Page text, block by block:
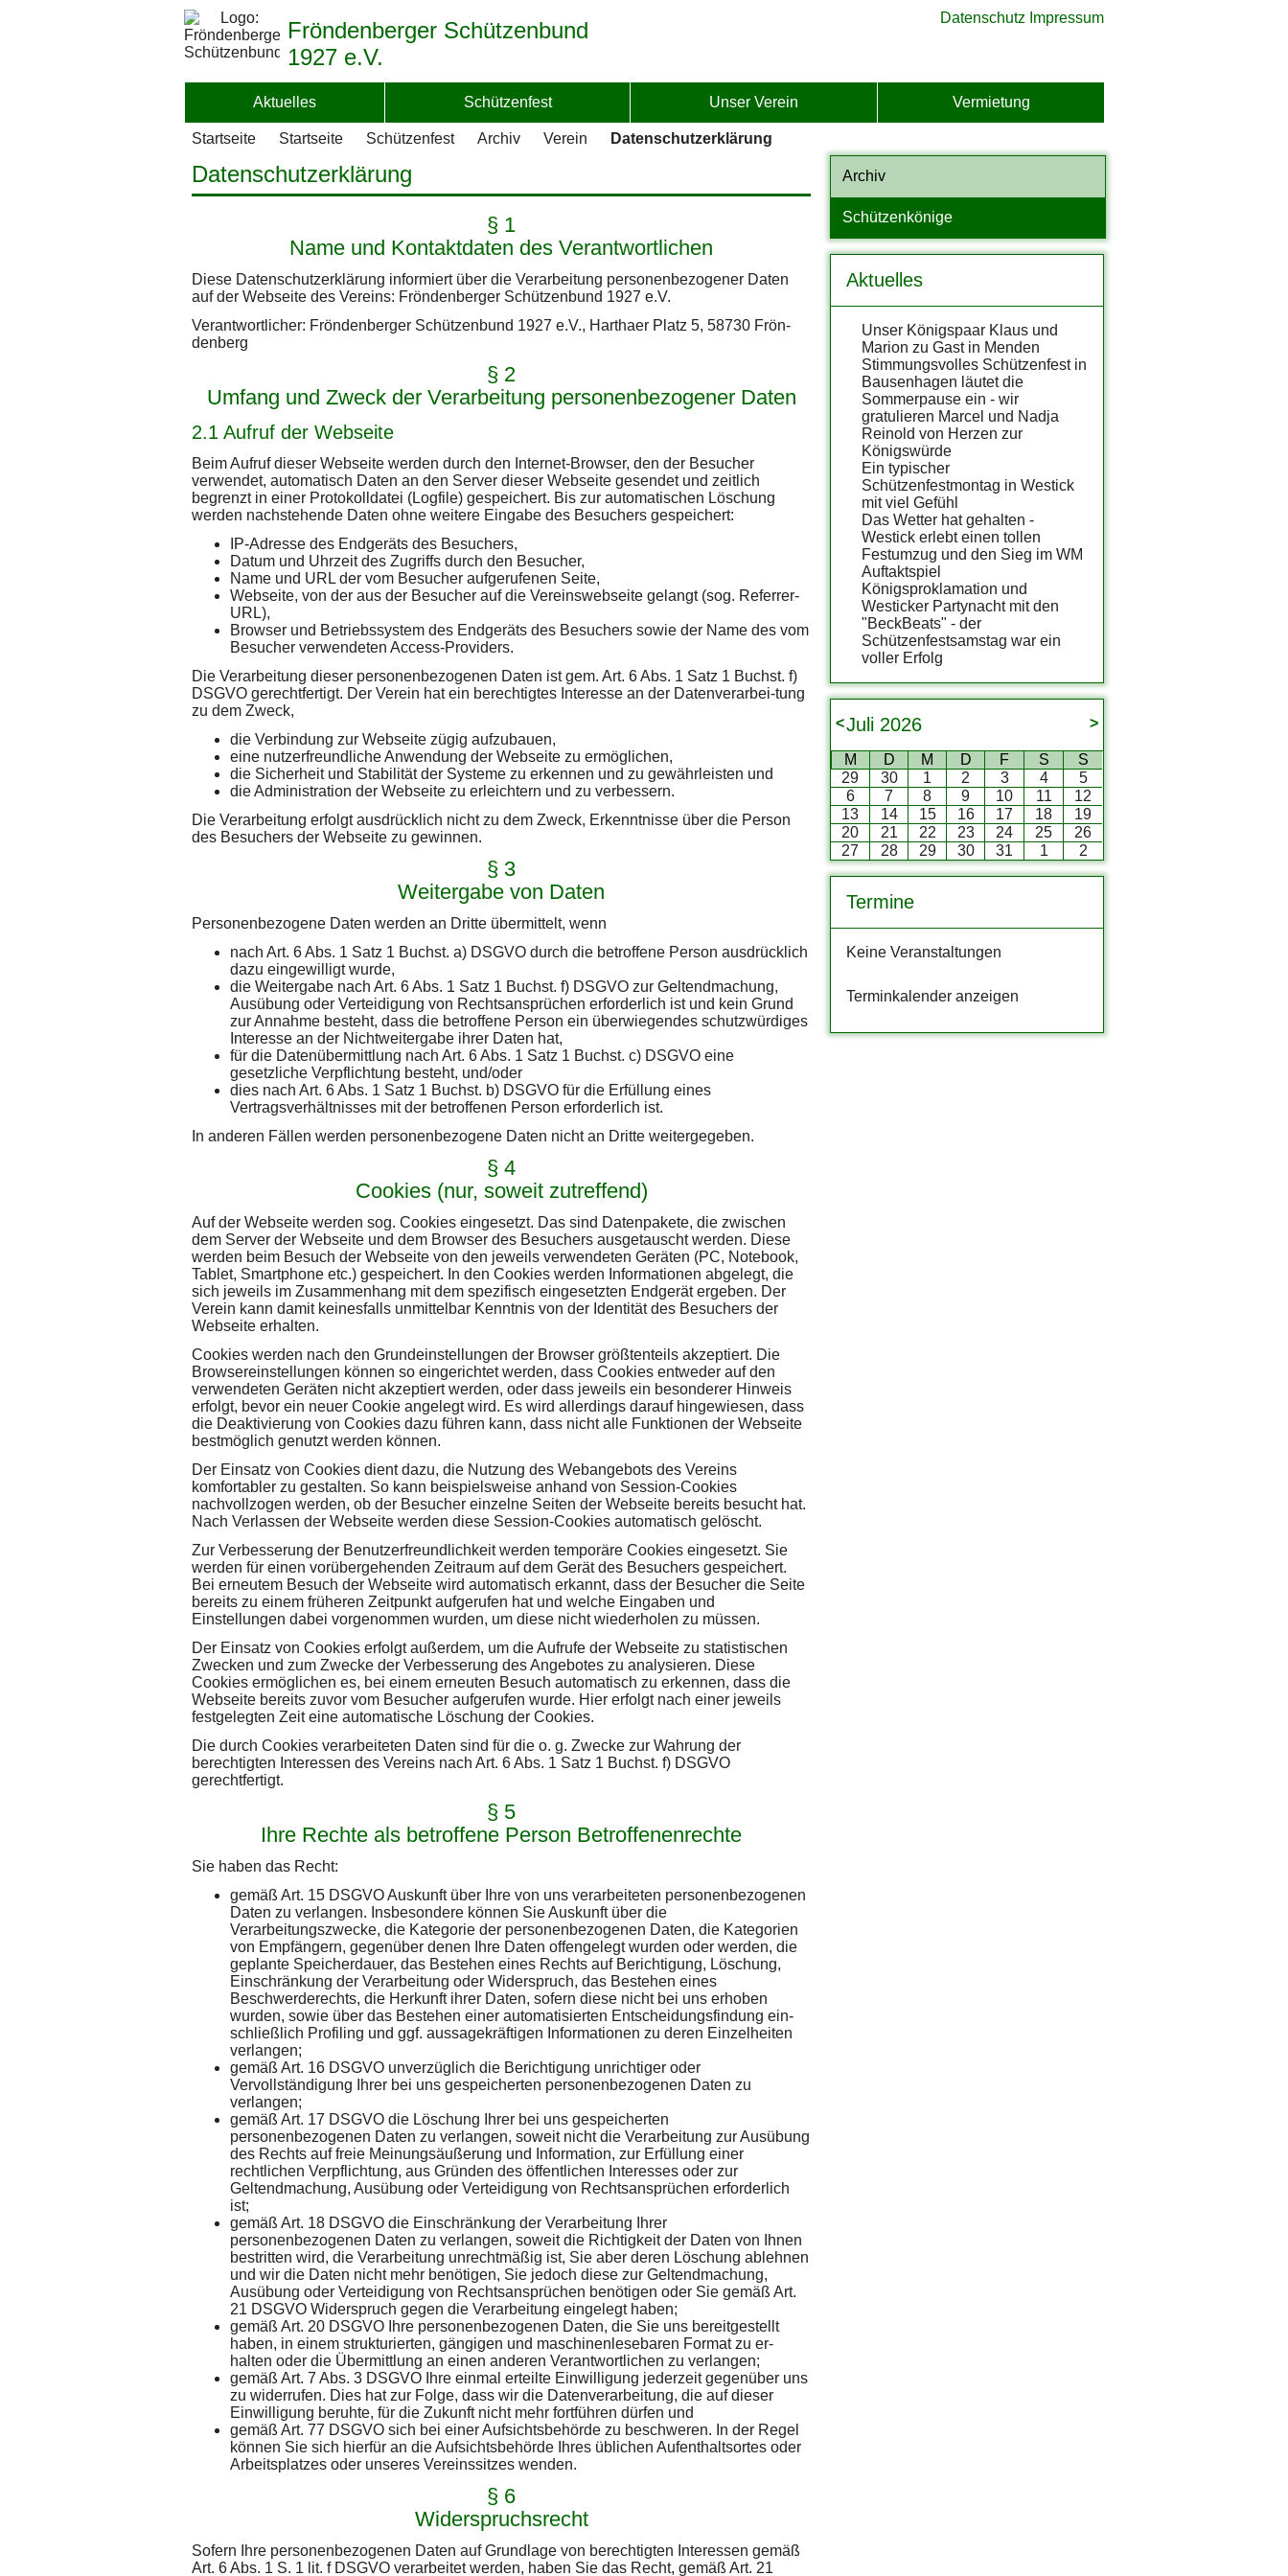
Fröndenberger Schützenbund
1927 e.V.
Aktuelles Schützenfest Unser Verein Vermietung
Datenschutz Impressum
Startseite Startseite Schützenfest Archiv Verein Datenschutzerklärung
Datenschutzerklärung
§ 1
Name und Kontaktdaten des Verantwortlichen
Diese Datenschutzerklärung informiert über die Verarbeitung personenbezogener Daten
auf der Webseite des Vereins: Fröndenberger Schützenbund 1927 e.V.
Verantwortlicher: Fröndenberger Schützenbund 1927 e.V., Harthaer Platz 5, 58730 Frön-
denberg
§ 2
Umfang und Zweck der Verarbeitung personenbezogener Daten
2.1 Aufruf der Webseite
Beim Aufruf dieser Webseite werden durch den Internet-Browser, den der Besucher
verwendet, automatisch Daten an den Server dieser Webseite gesendet und zeitlich
begrenzt in einer Protokolldatei (Logfile) gespeichert. Bis zur automatischen Löschung
werden nachstehende Daten ohne weitere Eingabe des Besuchers gespeichert:
IP-Adresse des Endgeräts des Besuchers,
Datum und Uhrzeit des Zugriffs durch den Besucher,
Name und URL der vom Besucher aufgerufenen Seite,
Webseite, von der aus der Besucher auf die Vereinswebseite gelangt (sog. Referrer-
URL),
Browser und Betriebssystem des Endgeräts des Besuchers sowie der Name des vom
Besucher verwendeten Access-Providers.
Die Verarbeitung dieser personenbezogenen Daten ist gem. Art. 6 Abs. 1 Satz 1 Buchst. f)
DSGVO gerechtfertigt. Der Verein hat ein berechtigtes Interesse an der Datenverarbei-tung
zu dem Zweck,
die Verbindung zur Webseite zügig aufzubauen,
eine nutzerfreundliche Anwendung der Webseite zu ermöglichen,
die Sicherheit und Stabilität der Systeme zu erkennen und zu gewährleisten und
die Administration der Webseite zu erleichtern und zu verbessern.
Die Verarbeitung erfolgt ausdrücklich nicht zu dem Zweck, Erkenntnisse über die Person
des Besuchers der Webseite zu gewinnen.
§ 3
Weitergabe von Daten
Personenbezogene Daten werden an Dritte übermittelt, wenn
nach Art. 6 Abs. 1 Satz 1 Buchst. a) DSGVO durch die betroffene Person ausdrücklich
dazu eingewilligt wurde,
die Weitergabe nach Art. 6 Abs. 1 Satz 1 Buchst. f) DSGVO zur Geltendmachung,
Ausübung oder Verteidigung von Rechtsansprüchen erforderlich ist und kein Grund
zur Annahme besteht, dass die betroffene Person ein überwiegendes schutzwürdiges
Interesse an der Nichtweitergabe ihrer Daten hat,
für die Datenübermittlung nach Art. 6 Abs. 1 Satz 1 Buchst. c) DSGVO eine
gesetzliche Verpflichtung besteht, und/oder
dies nach Art. 6 Abs. 1 Satz 1 Buchst. b) DSGVO für die Erfüllung eines
Vertragsverhältnisses mit der betroffenen Person erforderlich ist.
In anderen Fällen werden personenbezogene Daten nicht an Dritte weitergegeben.
§ 4
Cookies (nur, soweit zutreffend)
Auf der Webseite werden sog. Cookies eingesetzt. Das sind Datenpakete, die zwischen
dem Server der Webseite und dem Browser des Besuchers ausgetauscht werden. Diese
werden beim Besuch der Webseite von den jeweils verwendeten Geräten (PC, Notebook,
Tablet, Smartphone etc.) gespeichert. In den Cookies werden Informationen abgelegt, die
sich jeweils im Zusammenhang mit dem spezifisch eingesetzten Endgerät ergeben. Der
Verein kann damit keinesfalls unmittelbar Kenntnis von der Identität des Besuchers der
Webseite erhalten.
Cookies werden nach den Grundeinstellungen der Browser größtenteils akzeptiert. Die
Browsereinstellungen können so eingerichtet werden, dass Cookies entweder auf den
verwendeten Geräten nicht akzeptiert werden, oder dass jeweils ein besonderer Hinweis
erfolgt, bevor ein neuer Cookie angelegt wird. Es wird allerdings darauf hingewiesen, dass
die Deaktivierung von Cookies dazu führen kann, dass nicht alle Funktionen der Webseite
bestmöglich genutzt werden können.
Der Einsatz von Cookies dient dazu, die Nutzung des Webangebots des Vereins
komfortabler zu gestalten. So kann beispielsweise anhand von Session-Cookies
nachvollzogen werden, ob der Besucher einzelne Seiten der Webseite bereits besucht hat.
Nach Verlassen der Webseite werden diese Session-Cookies automatisch gelöscht.
Zur Verbesserung der Benutzerfreundlichkeit werden temporäre Cookies eingesetzt. Sie
werden für einen vorübergehenden Zeitraum auf dem Gerät des Besuchers gespeichert.
Bei erneutem Besuch der Webseite wird automatisch erkannt, dass der Besucher die Seite
bereits zu einem früheren Zeitpunkt aufgerufen hat und welche Eingaben und
Einstellungen dabei vorgenommen wurden, um diese nicht wiederholen zu müssen.
Der Einsatz von Cookies erfolgt außerdem, um die Aufrufe der Webseite zu statistischen
Zwecken und zum Zwecke der Verbesserung des Angebotes zu analysieren. Diese
Cookies ermöglichen es, bei einem erneuten Besuch automatisch zu erkennen, dass die
Webseite bereits zuvor vom Besucher aufgerufen wurde. Hier erfolgt nach einer jeweils
festgelegten Zeit eine automatische Löschung der Cookies.
Die durch Cookies verarbeiteten Daten sind für die o. g. Zwecke zur Wahrung der
berechtigten Interessen des Vereins nach Art. 6 Abs. 1 Satz 1 Buchst. f) DSGVO
gerechtfertigt.
§ 5
Ihre Rechte als betroffene Person Betroffenenrechte
Sie haben das Recht:
gemäß Art. 15 DSGVO Auskunft über Ihre von uns verarbeiteten personenbezogenen
Daten zu verlangen. Insbesondere können Sie Auskunft über die
Verarbeitungszwecke, die Kategorie der personenbezogenen Daten, die Kategorien
von Empfängern, gegenüber denen Ihre Daten offengelegt wurden oder werden, die
geplante Speicherdauer, das Bestehen eines Rechts auf Berichtigung, Löschung,
Einschränkung der Verarbeitung oder Widerspruch, das Bestehen eines
Beschwerderechts, die Herkunft ihrer Daten, sofern diese nicht bei uns erhoben
wurden, sowie über das Bestehen einer automatisierten Entscheidungsfindung ein-
schließlich Profiling und ggf. aussagekräftigen Informationen zu deren Einzelheiten
verlangen;
gemäß Art. 16 DSGVO unverzüglich die Berichtigung unrichtiger oder
Vervollständigung Ihrer bei uns gespeicherten personenbezogenen Daten zu
verlangen;
gemäß Art. 17 DSGVO die Löschung Ihrer bei uns gespeicherten
personenbezogenen Daten zu verlangen, soweit nicht die Verarbeitung zur Ausübung
des Rechts auf freie Meinungsäußerung und Information, zur Erfüllung einer
rechtlichen Verpflichtung, aus Gründen des öffentlichen Interesses oder zur
Geltendmachung, Ausübung oder Verteidigung von Rechtsansprüchen erforderlich
ist;
gemäß Art. 18 DSGVO die Einschränkung der Verarbeitung Ihrer
personenbezogenen Daten zu verlangen, soweit die Richtigkeit der Daten von Ihnen
bestritten wird, die Verarbeitung unrechtmäßig ist, Sie aber deren Löschung ablehnen
und wir die Daten nicht mehr benötigen, Sie jedoch diese zur Geltendmachung,
Ausübung oder Verteidigung von Rechtsansprüchen benötigen oder Sie gemäß Art.
21 DSGVO Widerspruch gegen die Verarbeitung eingelegt haben;
gemäß Art. 20 DSGVO Ihre personenbezogenen Daten, die Sie uns bereitgestellt
haben, in einem strukturierten, gängigen und maschinenlesebaren Format zu er-
halten oder die Übermittlung an einen anderen Verantwortlichen zu verlangen;
gemäß Art. 7 Abs. 3 DSGVO Ihre einmal erteilte Einwilligung jederzeit gegenüber uns
zu widerrufen. Dies hat zur Folge, dass wir die Datenverarbeitung, die auf dieser
Einwilligung beruhte, für die Zukunft nicht mehr fortführen dürfen und
gemäß Art. 77 DSGVO sich bei einer Aufsichtsbehörde zu beschweren. In der Regel
können Sie sich hierfür an die Aufsichtsbehörde Ihres üblichen Aufenthaltsortes oder
Arbeitsplatzes oder unseres Vereinssitzes wenden.
§ 6
Widerspruchsrecht
Sofern Ihre personenbezogenen Daten auf Grundlage von berechtigten Interessen gemäß
Art. 6 Abs. 1 S. 1 lit. f DSGVO verarbeitet werden, haben Sie das Recht, gemäß Art. 21
Archiv
Schützenkönige
Aktuelles
Unser Königspaar Klaus und
Marion zu Gast in Menden
Stimmungsvolles Schützenfest in
Bausenhagen läutet die
Sommerpause ein - wir
gratulieren Marcel und Nadja
Reinold von Herzen zur
Königswürde
Ein typischer
Schützenfestmontag in Westick
mit viel Gefühl
Das Wetter hat gehalten -
Westick erlebt einen tollen
Festumzug und den Sieg im WM
Auftaktspiel
Königsproklamation und
Westicker Partynacht mit den
"BeckBeats" - der
Schützenfestsamstag war ein
voller Erfolg
Juli 2026
< >
M D M D F S
S
29
30 1 2 3 4
5
6
7 8 9 10 11
12
13
14 15 16 17 18
19
20
21 22 23 24 25
26
27
28 29 30 31 1 2
Termine
Keine Veranstaltungen
Terminkalender anzeigen